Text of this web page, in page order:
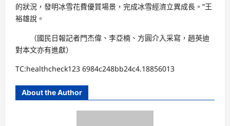
的狀況，發明冰雪花費優質場景，完成冰雪經濟立異成長。”王
裕雄說。
（國民日報記者門杰偉、李亞楠、方圓介入采寫，趙英迪
對本文亦有進獻）
TC:healthcheck123 6984c248bb24c4.18856013
About the Author